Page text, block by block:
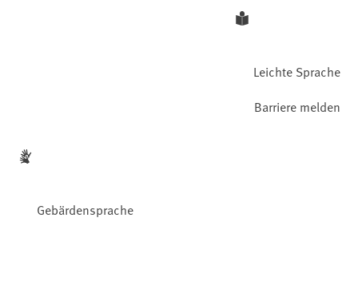
Leichte Sprache
Gebärdensprache
Barriere melden